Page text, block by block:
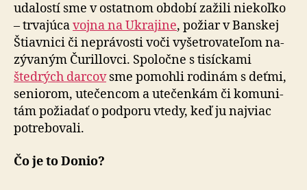
uda­lostí sme v ostat­nom období zažili nie­koľ­ko
– trva­júcavojna na Ukra­jine, požiar v Banskej
Štiavnici či neprá­vosti voči vy­šetro­va­te­ľom na­
zý­va­ným Čurillovci. Spo­ločne s ti­síc­kami
štedrých darcovsme pomohli rodinám s deťmi,
seniorom, utečencom a ute­čen­kám či ko­mu­ni­
tám požiadať o pod­poru vtedy, keď ju najviac
potre­bo­vali.
Čo je to Donio?